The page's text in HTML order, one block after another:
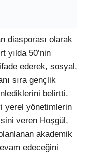
diasporası olarak
yılda 50’nin
ederek, sosyal,
sıra gençlik
belirtti.
yerel yönetimlerin
veren Hoşgül,
akademik
edeceğini